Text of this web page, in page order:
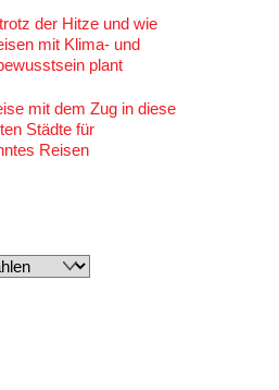
der Hitze und wie
mit Klima- und
plant
mit dem Zug in diese
Städte für
Reisen